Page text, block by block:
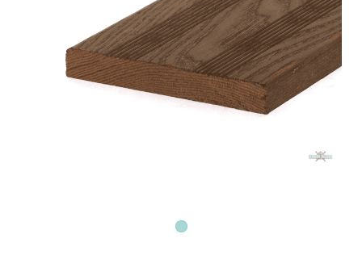
1